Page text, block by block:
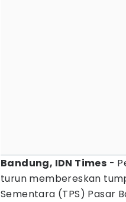
Bandung, IDN Times -
turun membereskan
Sementara (TPS) Pasar